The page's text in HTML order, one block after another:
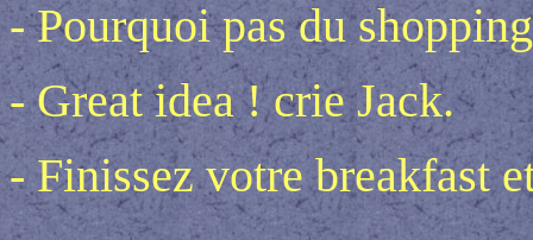
- Pourquoi pas du
- Great idea ! crie Jack.
- Finissez votre breakfast